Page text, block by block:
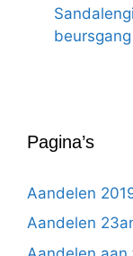
beursgang
Pagina’s
Aandelen
Aandelen